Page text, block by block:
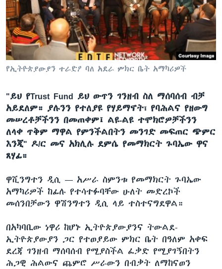
ቋንቋዎች
የኢትዮጵያውያን ተራድዖ ባለ አደራ ምክር ቤት አማካሪዎች
"ይህ የTrust Fund ይህ ውጥን ገንዘብ ስለ ማሰባሰብ ብቻ
አይደለም። ያሉንን የተለያዩ የሃይማኖት፣ የባሕልና የዘውግ
መሠረቶቻችንን በመጠቀም፤ ልዩ-ልዩ ተሞክሮዎቻችንን
ለላቀ ጥቅም ማዋል የምንችልበትን መንገድ መፍጠር ጭምር
እንጂ" ዶ/ር መና አክሊሉ ደምሴ የመማክርት ጉባኤው ዋና
ጸሃፊ።
ዋሺንግተን ዲሲ — አሥራ ስምንቱ የመማክርት ጉባኤው
አማካሪዎች ከፊሉ የተሳተፉባቸው ሁለት መድረኮች
መሰንበቻውን ዋሽንግተን ዲሲ ላይ ተስተናግደዋል።
በአካባቢው ነዋሪ ከሆኑ ኢትዮጵያውያንና ትውልደ-
ኢትዮጵያውያን ጋር የተወያይው ምክር ቤት በዓለም አቀፍ
ደረጃ ገንዘብ ማሰባሰብ የሚያስችል ፈቃድ የሚያገኝበትን
ሕጋዊ ሕልውና ጨምሮ ሥራውን በብቃት ለማከናወን